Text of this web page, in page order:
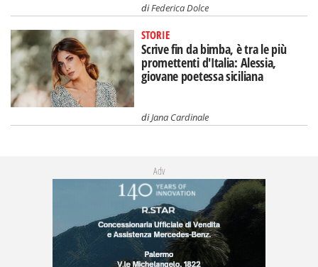
diFederica Dolce
STORIE
Scrive fin da bimba, è tra le più
promettenti d'Italia: Alessia,
giovane poetessa siciliana
diJana Cardinale
Adv